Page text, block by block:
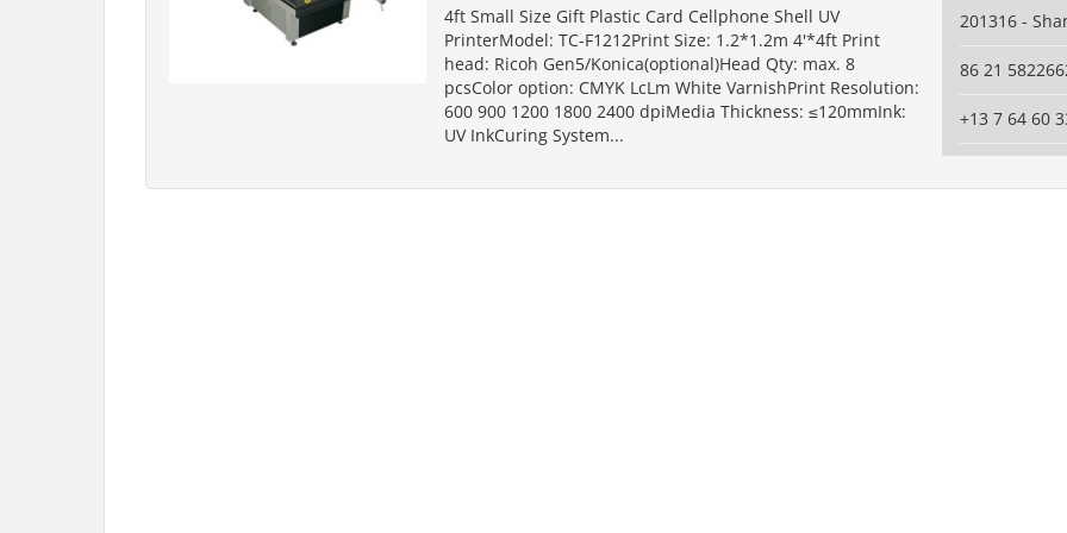
4ft Small Size Gift Plastic Card Cellphone Shell UV
PrinterModel: TC-F1212Print Size: 1.2*1.2m 4'*4ft Print
head: Ricoh Gen5/Konica(optional)Head Qty: max. 8
pcsColor option: CMYK LcLm White VarnishPrint Resolution:
600 900 1200 1800 2400 dpiMedia Thickness: ≤120mmInk:
UV InkCuring System...
201316 -
86 21
+13 7 64 60